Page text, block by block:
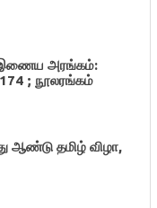
இணைய அரங்கம்:
; நூலரங்கம்
ஆண்டு தமிழ் விழா,